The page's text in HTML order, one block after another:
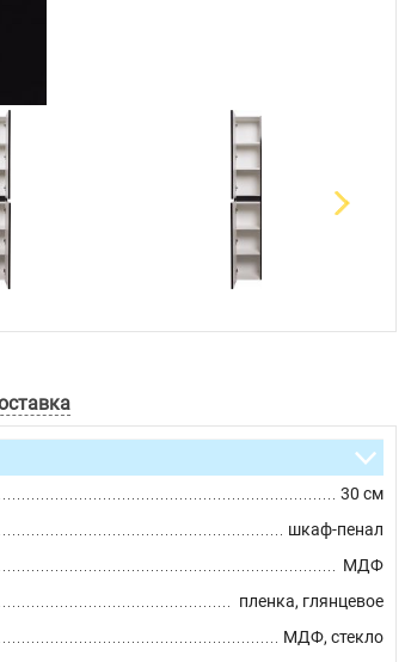
30 см
шкаф-пенал
МДФ
пленка, глянцевое
МДФ, стекло